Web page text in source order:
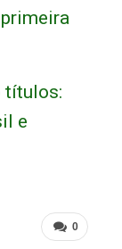
títulos:
e
0